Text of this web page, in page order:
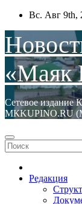
Перейти
содержимому
Вс. Авг 9th,
«Маяк
Сетевое издание
Редакция